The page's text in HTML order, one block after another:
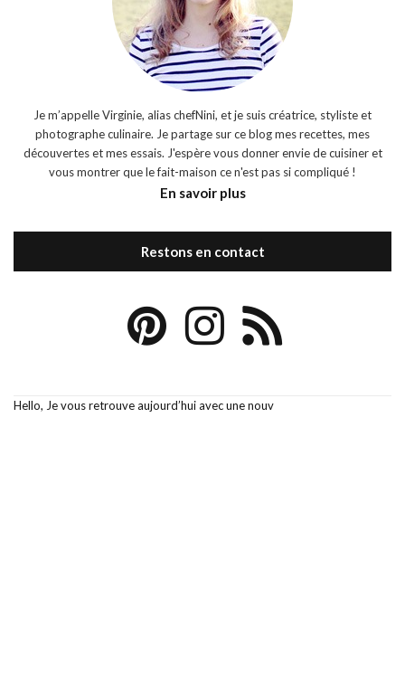
Je m’appelle Virginie, alias chefNini, et je suis créatrice, styliste et
photographe culinaire. Je partage sur ce blog mes recettes, mes
découvertes et mes essais. J'espère vous donner envie de cuisiner et
vous montrer que le fait-maison ce n'est pas si compliqué !
En savoir plus
Restons en contact
Hello, Je vous retrouve aujourd’hui avec une nouv